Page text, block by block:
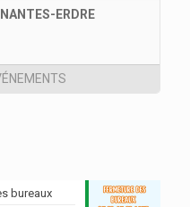
ERDRE
bureaux